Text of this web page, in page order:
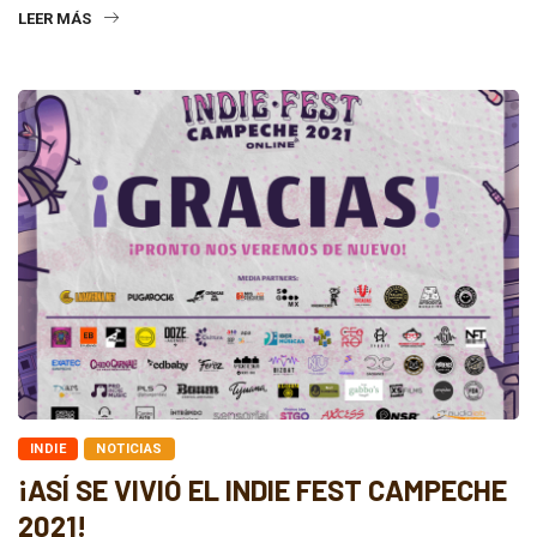
LEER MÁS
INDIE NOTICIAS
¡ASÍ SE VIVIÓ EL INDIE FEST CAMPECHE
2021!